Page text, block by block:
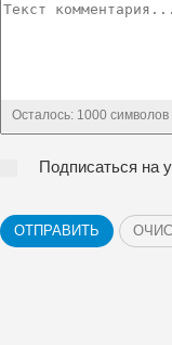
Осталось: 1000 символов
Подписаться на
ОТПРАВИТЬ